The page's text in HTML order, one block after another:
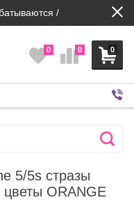
/
0
0 0
5/5s стразы
ORANGE